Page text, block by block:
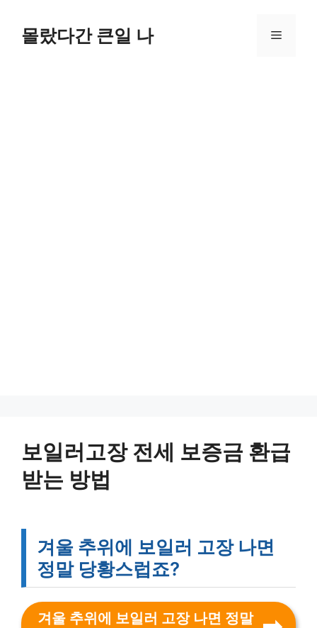
몰랐다간 큰일 나 메
보일러고장 전세 보증금 환급
받는 방법
겨울 추위에 보일러 고장 나면
정말 당황스럽죠?
겨울 추위에 보일러 고장 나면 정말